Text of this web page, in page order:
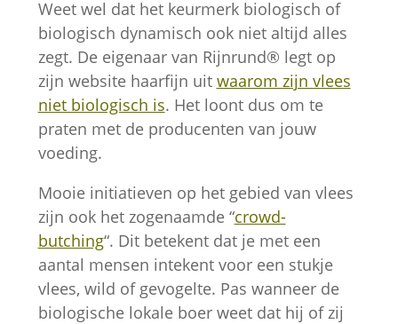
Weet wel dat het keurmerk biologisch of
biologisch dynamisch ook niet altijd alles
zegt. De eigenaar van Rijnrund® legt op
zijn website haarfijn uit waarom zijn vlees
niet biologisch is. Het loont dus om te
praten met de producenten van jouw
voeding.
Mooie initiatieven op het gebied van vlees
zijn ook het zogenaamde “crowd-
butching“. Dit betekent dat je met een
aantal mensen intekent voor een stukje
vlees, wild of gevogelte. Pas wanneer de
biologische lokale boer weet dat hij of zij